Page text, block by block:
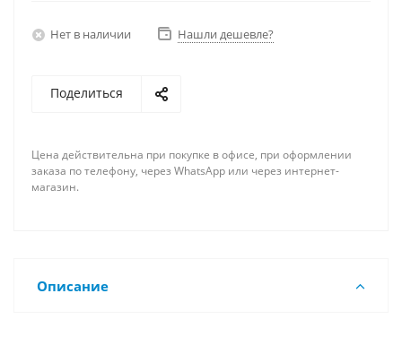
Нет в наличии Нашли дешевле?
Поделиться
Цена действительна при покупке в офисе, при оформлении
заказа по телефону, через WhatsApp или через интернет-
магазин.
Описание